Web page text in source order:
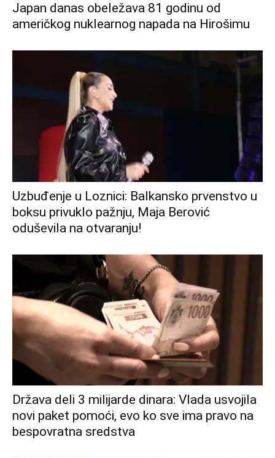
Japan danas obeležava 81 godinu od
američkog nuklearnog napada na Hirošimu
Uzbuđenje u Loznici: Balkansko prvenstvo u
boksu privuklo pažnju, Maja Berović
oduševila na otvaranju!
Država deli 3 milijarde dinara: Vlada usvojila
novi paket pomoći, evo ko sve ima pravo na
bespovratna sredstva